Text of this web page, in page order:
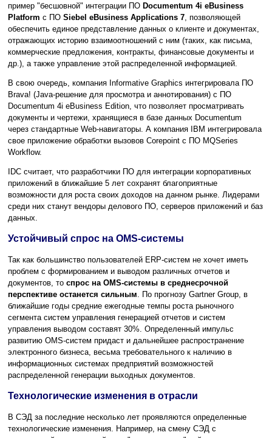
пример "бесшовной" интеграции ПО Documentum 4i eBusiness
Platform с ПО Siebel eBusiness Applications 7 , позволяющей
обеспечить единое представление данных о клиенте и документах,
отражающих историю взаимоотношений с ним (таких, как письма,
коммерческие предложения, контракты, финансовые документы и
др.), а также управление этой распределенной информацией.
В свою очередь, компания Informative Graphics интегрировала ПО
Brava! (Java-решение для просмотра и аннотирования) с ПО
Documentum 4i eBusiness Edition, что позволяет просматривать
документы и чертежи, хранящиеся в базе данных Documentum
через стандартные Web-навигаторы. А компания IBM интегрировала
свое приложение обработки вызовов Corepoint с ПО MQSeries
Workflow.
IDC cчитает, что разработчики ПО для интеграции корпоративных
приложений в ближайшие 5 лет сохранят благоприятные
возможности для роста своих доходов на данном рынке. Лидерами
среди них станут вендоры делового ПО, серверов приложений и баз
данных.
Устойчивый спрос на OMS-системы
Так как большинство пользователей ERP-систем не хочет иметь
проблем с формированием и выводом различных отчетов и
документов, то спрос на OMS-системы в среднесрочной
перспективе останется сильным . По прогнозу Gartner Group, в
ближайшие годы средние ежегодные темпы роста рыночного
сегмента систем управления генерацией отчетов и систем
управления выводом составят 30%. Определенный импульс
развитию OMS-систем придаст и дальнейшее распространение
электронного бизнеса, весьма требовательного к наличию в
информационных системах предприятий возможностей
распределенной генерации выходных документов.
Технологические изменения в отрасли
В СЭД за последние несколько лет проявляются определенные
технологические изменения. Например, на смену СЭД с